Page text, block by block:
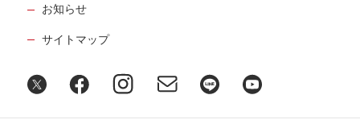
お知らせ
サイトマップ